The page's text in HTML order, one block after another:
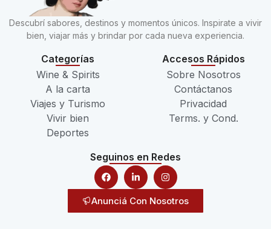
Descubrí sabores, destinos y momentos únicos. Inspirate a vivir
bien, viajar más y brindar por cada nueva experiencia.
Categorías
Wine & Spirits
A la carta
Viajes y Turismo
Vivir bien
Deportes
Accesos Rápidos
Sobre Nosotros
Contáctanos
Privacidad
Terms. y Cond.
Seguinos en Redes
Anunciá Con Nosotros